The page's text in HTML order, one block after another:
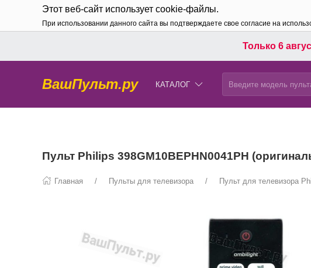
Этот веб-сайт использует cookie-файлы.
При использовании данного сайта вы подтверждаете свое согласие на
Только 6
ВашПульт.ру КАТАЛОГ
Пульт Philips 398GM10BEPHN0041PH
Главная Пульты для телевизора Пульт для телевизора